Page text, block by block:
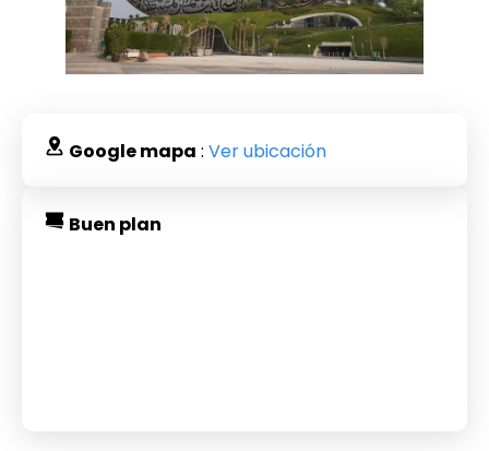
Google mapa : Ver ubicación
Buen plan